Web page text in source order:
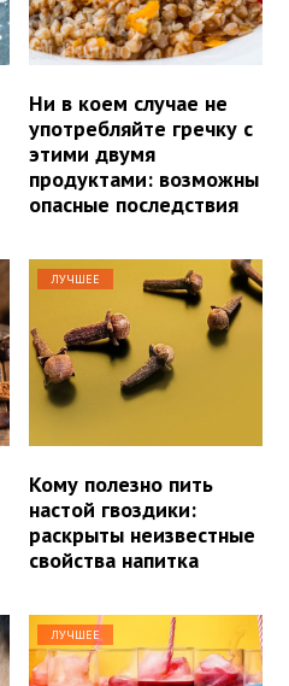
Ни в коем случае не
употребляйте гречку с
этими двумя
продуктами: возможны
опасные последствия
ЛУЧШЕЕ
Кому полезно пить
настой гвоздики:
раскрыты неизвестные
свойства напитка
ЛУЧШЕЕ